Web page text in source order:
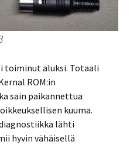
toiminut aluksi. Totaali
ROM:in
sain paikannettua
kuuma.
lähti
hyvin vähäisellä